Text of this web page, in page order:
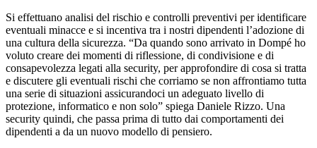
Si effettuano analisi del rischio e controlli preventivi per identificare
eventuali minacce e si incentiva tra i nostri dipendenti l’adozione di
una cultura della sicurezza. “Da quando sono arrivato in Dompé ho
voluto creare dei momenti di riflessione, di condivisione e di
consapevolezza legati alla security, per approfondire di cosa si tratta
e discutere gli eventuali rischi che corriamo se non affrontiamo tutta
una serie di situazioni assicurandoci un adeguato livello di
protezione, informatico e non solo” spiega Daniele Rizzo. Una
security quindi, che passa prima di tutto dai comportamenti dei
dipendenti a da un nuovo modello di pensiero.